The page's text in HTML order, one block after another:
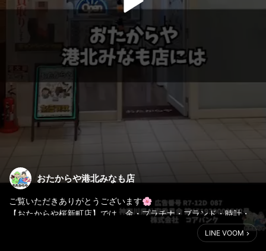
おたからや港北みなも店
ご覧いただきありがとうございます🌸
【おたからや桜新町店】では、金・プラチナ・ブランド・時計・
幅広いお品物を丁寧に査定・高価買取しております💎
LINE VOOM